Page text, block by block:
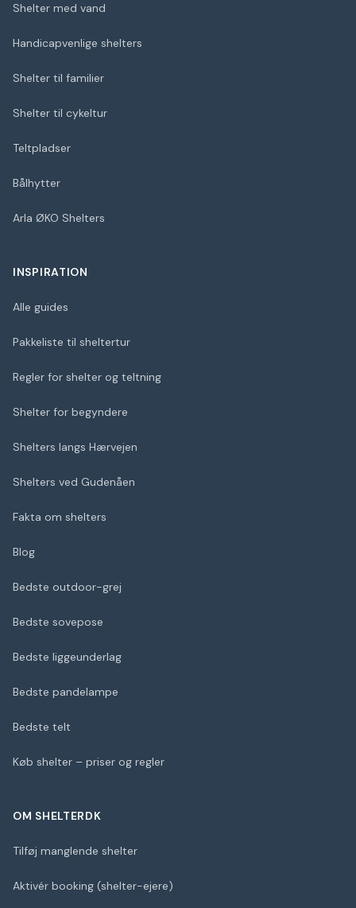
Shelter med vand
Handicapvenlige shelters
Shelter til familier
Shelter til cykeltur
Teltpladser
Bålhytter
Arla ØKO Shelters
INSPIRATION
Alle guides
Pakkeliste til sheltertur
Regler for shelter og teltning
Shelter for begyndere
Shelters langs Hærvejen
Shelters ved Gudenåen
Fakta om shelters
Blog
Bedste outdoor-grej
Bedste sovepose
Bedste liggeunderlag
Bedste pandelampe
Bedste telt
Køb shelter – priser og regler
OM SHELTERDK
Tilføj manglende shelter
Aktivér booking (shelter-ejere)